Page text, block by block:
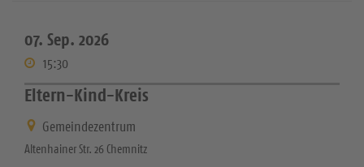
07. Sep. 2026
15:30
Eltern-Kind-Kreis
Gemeindezentrum
Altenhainer Str. 26 Chemnitz